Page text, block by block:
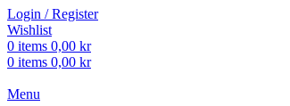
Login / Register
Wishlist
0 items 0,00 kr
0 items 0,00 kr
Menu